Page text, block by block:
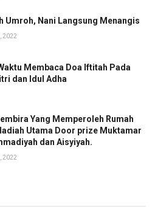
Umroh, Nani Langsung Menangis
2022
Membaca Doa Iftitah Pada
dan Idul Adha
Yang Memperoleh Rumah
Utama Door prize Muktamar
dan Aisyiyah.
2022